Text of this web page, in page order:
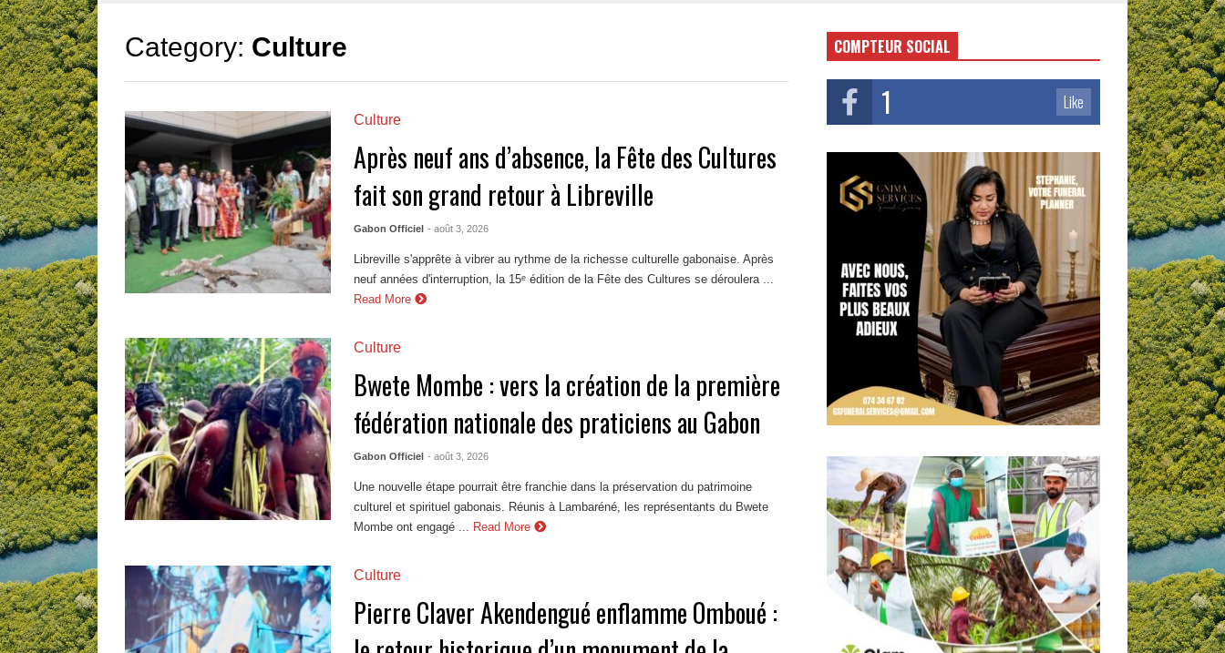
Category: Culture
Culture
Après neuf ans d’absence, la Fête des Cultures
fait son grand retour à Libreville
Gabon Officiel - août 3, 2026
Libreville s'apprête à vibrer au rythme de la richesse culturelle gabonaise. Après
neuf années d'interruption, la 15ᵉ édition de la Fête des Cultures se déroulera ...
Read More
Culture
Bwete Mombe : vers la création de la première
fédération nationale des praticiens au Gabon
Gabon Officiel - août 3, 2026
Une nouvelle étape pourrait être franchie dans la préservation du patrimoine
culturel et spirituel gabonais. Réunis à Lambaréné, les représentants du Bwete
Mombe ont engagé ...
Read More
Culture
Pierre Claver Akendengué enflamme Omboué :
COMPTEUR SOCIAL
1 Like